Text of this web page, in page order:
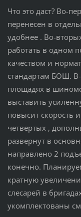
Что это даст? Во-
перенесен в
удобнее . Во-
работать в одном
качеством и
стандартам БОШ.
площадях в
выставить
повысит скорость
четвертых ,
развернут в
направлено 2
конечно.
кратную
слесарей в
укомплектованы